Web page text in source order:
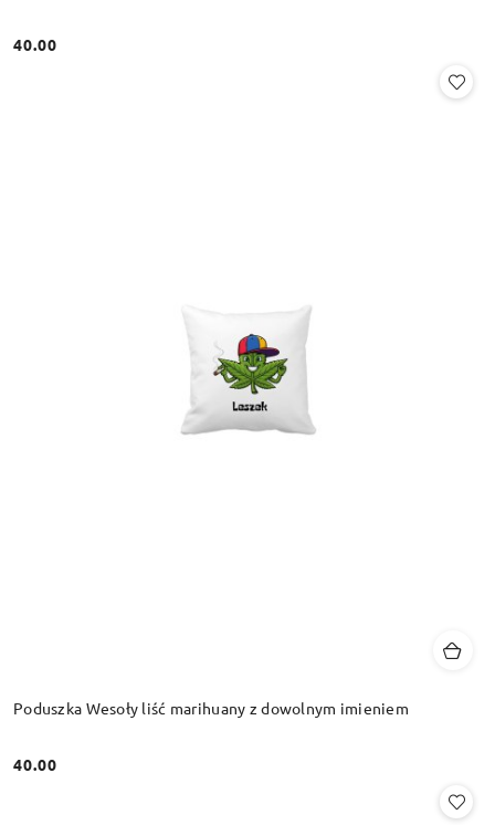
Cena:
40.00
Poduszka Wesoły liść marihuany z dowolnym imieniem
Cena:
40.00